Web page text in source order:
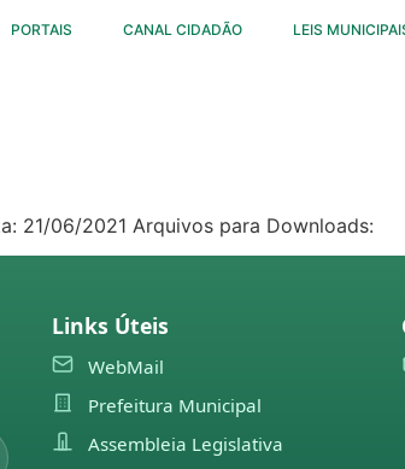
PORTAIS CANAL CIDADÃO LEIS
21/06/2021 Arquivos para Downloads:
Links Úteis
WebMail
Prefeitura Municipal
Assembleia Legislativa